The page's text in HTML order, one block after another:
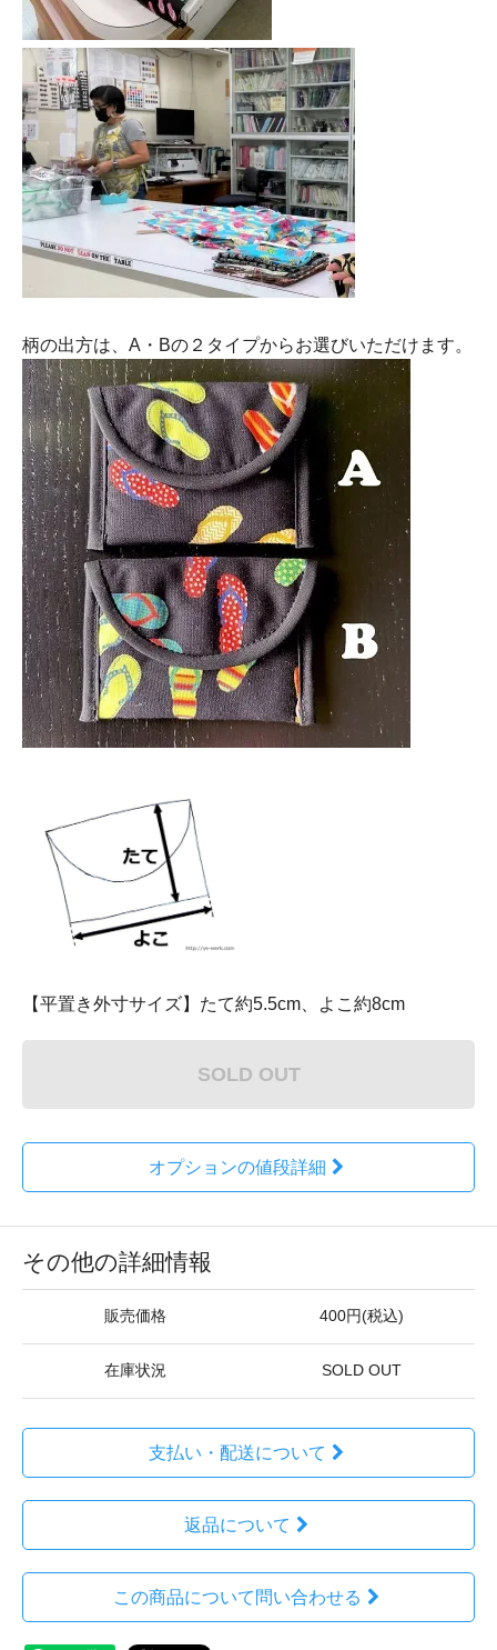
柄の出方は、A・Bの２タイプからお選びいただけます。
【平置き外寸サイズ】たて約5.5cm、よこ約8cm
SOLD OUT
オプションの値段詳細
その他の詳細情報
販売価格 400円(税込)
在庫状況 SOLD OUT
支払い・配送について
返品について
この商品について問い合わせる